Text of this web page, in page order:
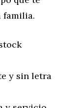
familia.
y sin letra